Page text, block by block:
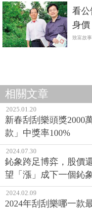
看
身價
致富故事
相關文章
2025.01.20
新春刮刮樂頭獎2000
款」中獎率100%
2024.07.30
鈊象跨足博弈，股價
望「漲」成下一個鈊
2024.02.09
2024年刮刮樂哪一款